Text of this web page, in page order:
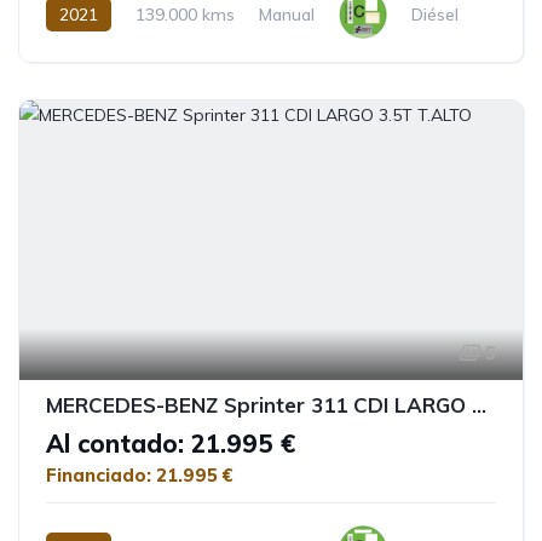
2021 139.000 kms Manual Diésel
5
MERCEDES-BENZ Sprinter 311 CDI LARGO 3.5T T.ALTO
Al contado: 21.995 €
Financiado: 21.995 €